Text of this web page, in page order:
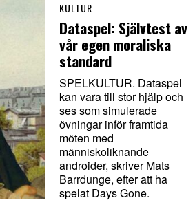
KULTUR
Dataspel: Självtest av
vår egen moraliska
standard
SPELKULTUR. Dataspel
kan vara till stor hjälp och
ses som simulerade
övningar inför framtida
möten med
människoliknande
androider, skriver Mats
Barrdunge, efter att ha
spelat Days Gone.